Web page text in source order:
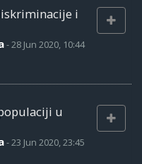
i
-28 Jun 2020, 10:44
u
-23 Jun 2020, 23:45